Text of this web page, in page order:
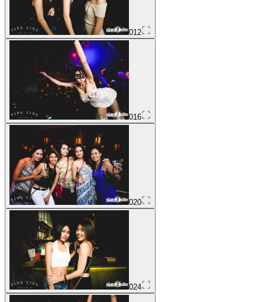
012
016
020
024